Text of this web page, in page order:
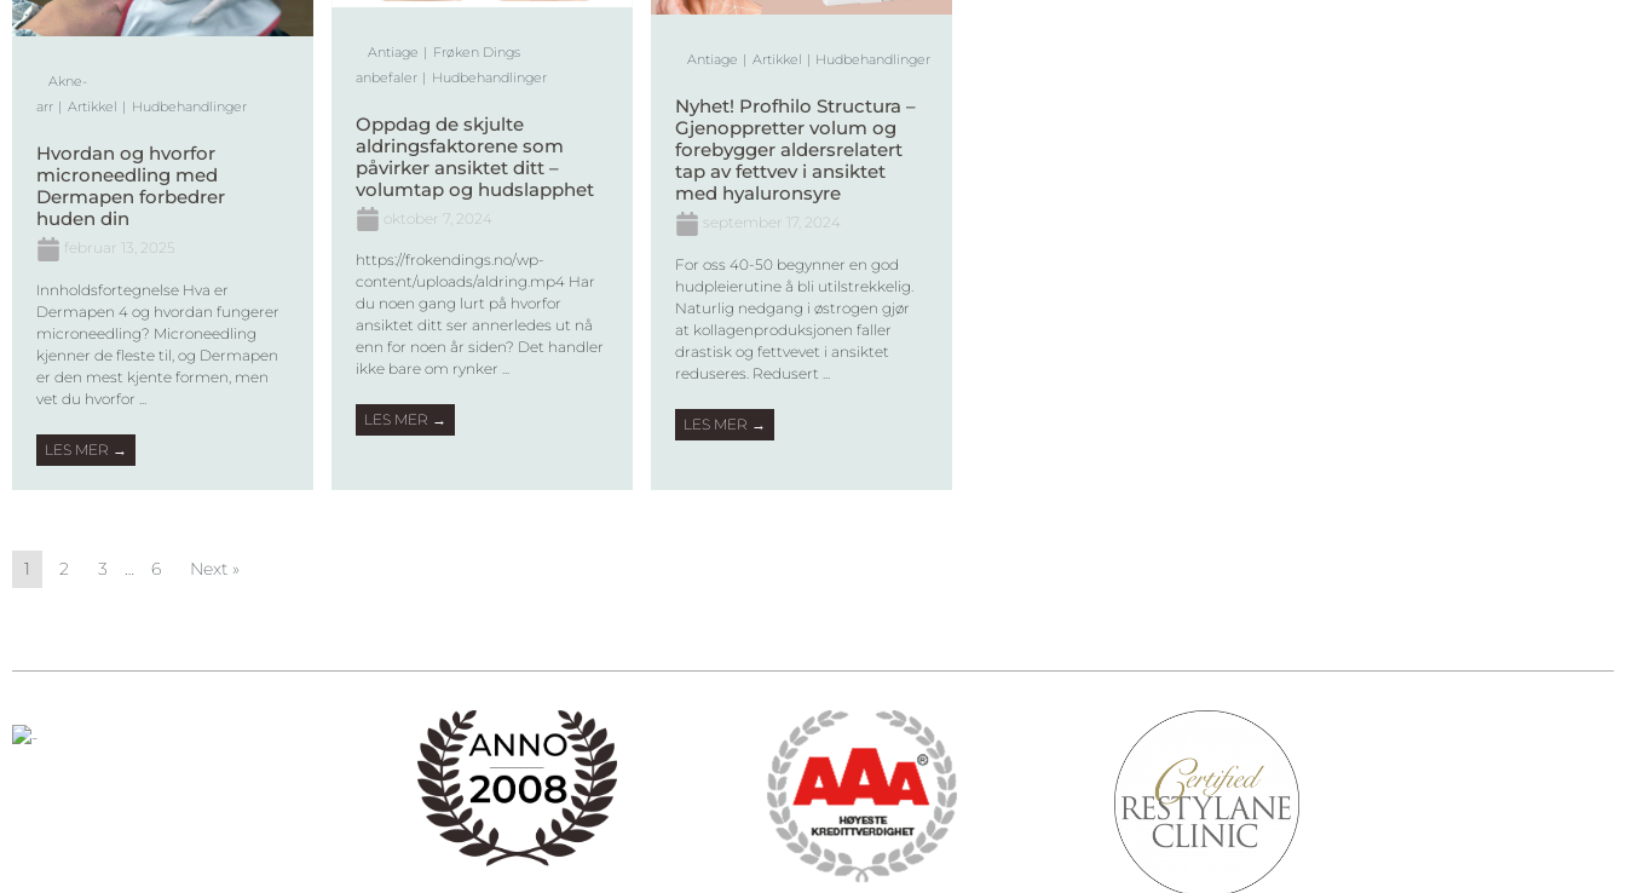
Akne-
arr
Artikkel Hudbehandlinger
Hvordan og hvorfor
microneedling med
Dermapen forbedrer
huden din
februar 13, 2025
Innholdsfortegnelse Hva er
Dermapen 4 og hvordan fungerer
microneedling? Microneedling
kjenner de fleste til, og Dermapen
er den mest kjente formen, men
vet du hvorfor ...
LES MER →
Antiage
Frøken Dings
anbefaler
Hudbehandlinger
Oppdag de skjulte
aldringsfaktorene som
påvirker ansiktet ditt –
volumtap og hudslapphet
oktober 7, 2024
https://frokendings.no/wp-
content/uploads/aldring.mp4 Har
du noen gang lurt på hvorfor
ansiktet ditt ser annerledes ut nå
enn for noen år siden? Det handler
ikke bare om rynker ...
LES MER →
Antiage Artikkel Hudbehandlinger
Nyhet! Profhilo Structura –
Gjenoppretter volum og
forebygger aldersrelatert
tap av fettvev i ansiktet
med hyaluronsyre
september 17, 2024
For oss 40-50 begynner en god
hudpleierutine å bli utilstrekkelig.
Naturlig nedgang i østrogen gjør
at kollagenproduksjonen faller
drastisk og fettvevet i ansiktet
reduseres. Redusert ...
LES MER →
1 2 3 … 6 Next »